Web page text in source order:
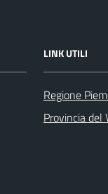
LINK UTILI
Regione
Provincia del